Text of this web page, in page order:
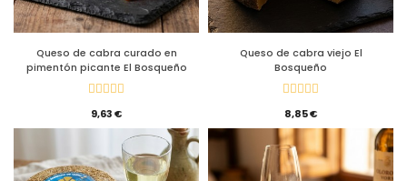
Queso de cabra curado en
pimentón picante El Bosqueño
9,63 €
Queso de cabra viejo El
Bosqueño
8,85 €